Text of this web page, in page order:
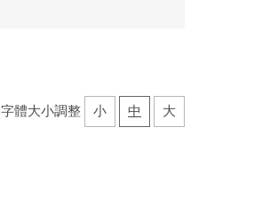
字體大小調整 小 中 大